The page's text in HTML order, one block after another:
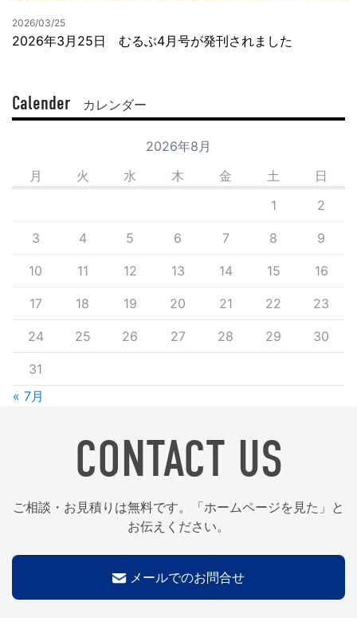
2026/03/25
2026年3月25日 むるぶ4月号が発刊されました
Calender カレンダー
2026年8月
月
火 水 木 金 土 日
« 7月
1 2
3 4 5 6 7 8 9
10 11 12 13 14 15 16
17 18 19 20 21 22 23
24 25 26 27 28 29 30
31
CONTACT US
ご相談・お見積りは無料です。「ホームページを見た」と
お伝えください。
メールでのお問合せ